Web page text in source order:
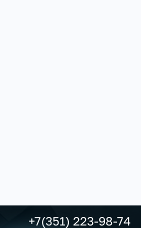
+7(351) 223-98-74